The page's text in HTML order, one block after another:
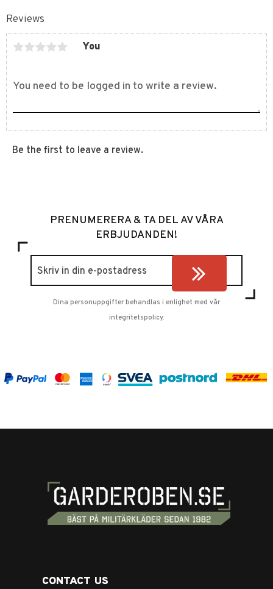
Reviews
You
Be the first to leave a review.
PRENUMERERA & TA DEL AV VÅRA
ERBJUDANDEN!
Dina personuppgifter behandlas i enlighet med vår
integritetspolicy.
CONTACT US